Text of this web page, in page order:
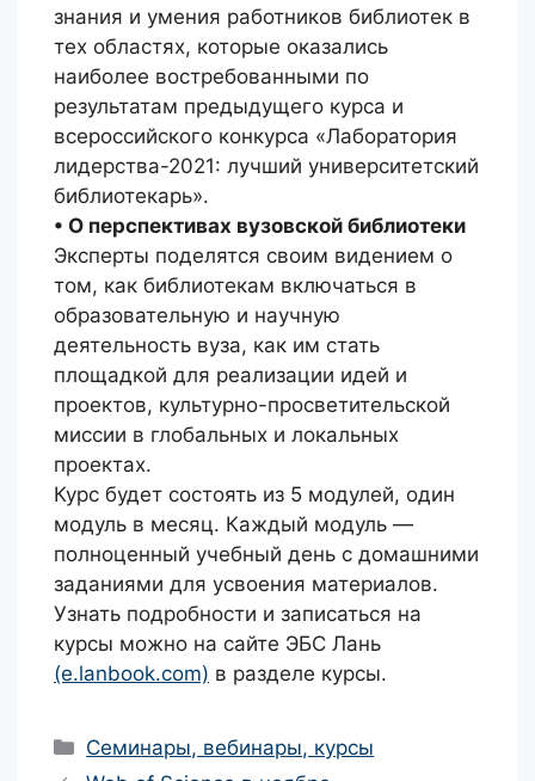
знания и умения работников библиотек в
тех областях, которые оказались
наиболее востребованными по
результатам предыдущего курса и
всероссийского конкурса «Лаборатория
лидерства-2021: лучший университетский
библиотекарь».
• О перспективах вузовской библиотеки
Эксперты поделятся своим видением о
том, как библиотекам включаться в
образовательную и научную
деятельность вуза, как им стать
площадкой для реализации идей и
проектов, культурно-просветительской
миссии в глобальных и локальных
проектах.
Курс будет состоять из 5 модулей, один
модуль в месяц. Каждый модуль —
полноценный учебный день с домашними
заданиями для усвоения материалов.
Узнать подробности и записаться на
курсы можно на сайте ЭБС Лань
(e.lanbook.com) в разделе курсы.
Рубрики
Семинары, вебинары, курсы